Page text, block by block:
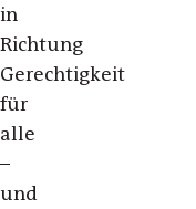
in
Richtung
Gerechtigkeit
für
alle
–
und